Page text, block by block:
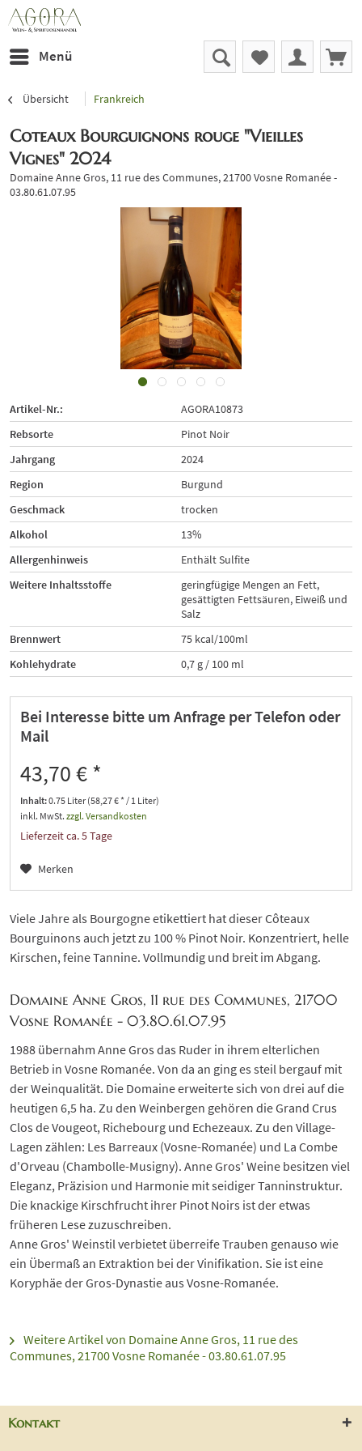
Menü
Übersicht Frankreich
Coteaux Bourguignons rouge "Vieilles
Vignes" 2024
Domaine Anne Gros, 11 rue des Communes, 21700 Vosne Romanée -
03.80.61.07.95
Artikel-Nr.:
AGORA10873
Rebsorte
Pinot Noir
Jahrgang
2024
Region
Burgund
Geschmack
trocken
Alkohol
13%
Allergenhinweis
Enthält Sulfite
Weitere Inhaltsstoffe
geringfügige Mengen an Fett,
gesättigten Fettsäuren, Eiweiß und
Salz
Brennwert
75 kcal/100ml
Kohlehydrate
0,7 g / 100 ml
Bei Interesse bitte um Anfrage per Telefon oder
Mail
43,70 € *
Inhalt:0.75 Liter (58,27 € * / 1 Liter)
inkl. MwSt. zzgl. Versandkosten
Lieferzeit ca. 5 Tage
Merken
Viele Jahre als Bourgogne etikettiert hat dieser Côteaux
Bourguinons auch jetzt zu 100 % Pinot Noir. Konzentriert, helle
Kirschen, feine Tannine. Vollmundig und breit im Abgang.
Domaine Anne Gros, 11 rue des Communes, 21700
Vosne Romanée - 03.80.61.07.95
1988 übernahm Anne Gros das Ruder in ihrem elterlichen
Betrieb in Vosne Romanée. Von da an ging es steil bergauf mit
der Weinqualität. Die Domaine erweiterte sich von drei auf die
heutigen 6,5 ha. Zu den Weinbergen gehören die Grand Crus
Clos de Vougeot, Richebourg und Echezeaux. Zu den Village-
Lagen zählen: Les Barreaux (Vosne-Romanée) und La Combe
d'Orveau (Chambolle-Musigny). Anne Gros' Weine besitzen viel
Eleganz, Präzision und Harmonie mit seidiger Tanninstruktur.
Die knackige Kirschfrucht ihrer Pinot Noirs ist der etwas
früheren Lese zuzuschreiben.
Anne Gros' Weinstil verbietet überreife Trauben genauso wie
ein Übermaß an Extraktion bei der Vinifikation. Sie ist eine
Koryphäe der Gros-Dynastie aus Vosne-Romanée.
Weitere Artikel von Domaine Anne Gros, 11 rue des
Communes, 21700 Vosne Romanée - 03.80.61.07.95
Kontakt